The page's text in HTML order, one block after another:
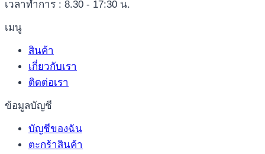
เวลาทำการ : 8.30 - 17:30 น.
เมนู
สินค้า
เกี่ยวกับเรา
ติดต่อเรา
ข้อมูลบัญชี
บัญชีของฉัน
ตะกร้าสินค้า